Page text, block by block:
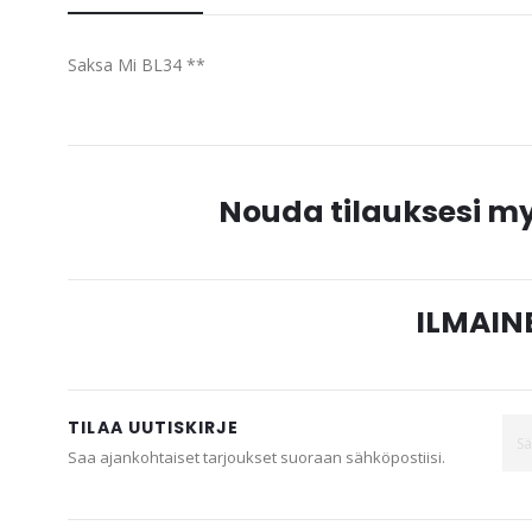
of
gallery
Saksa Mi BL34 **
Nouda tilauksesi
TILAA UUTISKIRJE
Saa ajankohtaiset tarjoukset suoraan sähköpostiisi.